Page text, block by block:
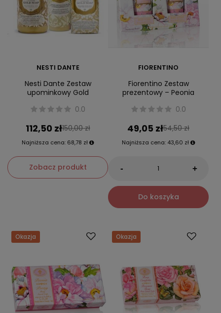
NESTI DANTE
Nesti Dante Zestaw
upominkowy Gold
0.0
112,50 zł150,00 zł
Najniższa cena: 68,78 zł
Zobacz produkt
FIORENTINO
Fiorentino Zestaw
prezentowy – Peonia
0.0
49,05 zł54,50 zł
Najniższa cena: 43,60 zł
- +
Do koszyka
Okazja Okazja